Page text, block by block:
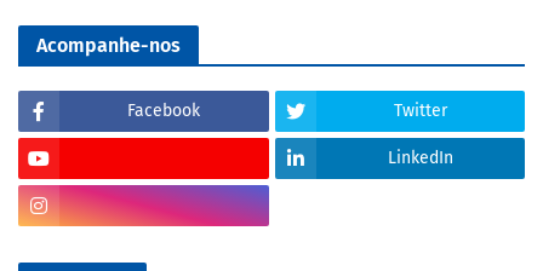
Acompanhe-nos
Facebook Twitter
LinkedIn